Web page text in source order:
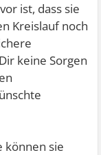
ist, dass sie
Kreislauf noch
keine Sorgen
können sie